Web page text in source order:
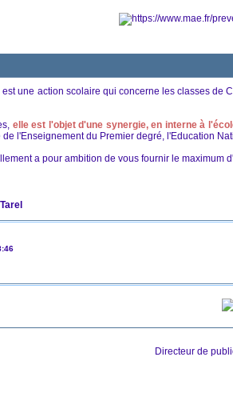
une action scolaire qui concerne les classes de
elle est l'objet d'une synergie, en interne à
l'Enseignement du Premier degré, l'Education
a pour ambition de vous fournir le maximum
Directeur de